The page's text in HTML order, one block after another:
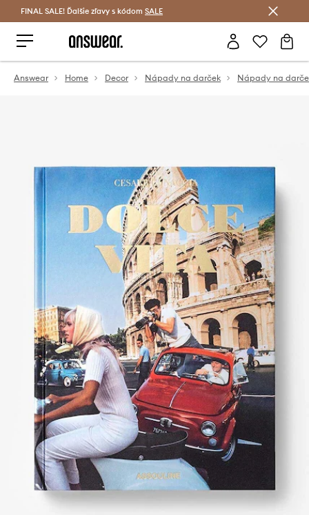
Šetrite s Answear Club >
FINAL SALE! Ďalšie zľavy s kódom SALE
Answear Home Decor Nápady na darček Nápady na